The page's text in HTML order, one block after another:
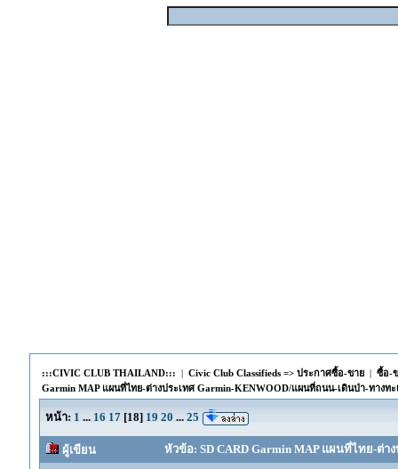
:::CIVIC CLUB THAILAND::: | Civic Club Classifieds => ประกาศซื้อ-ขาย| ซื้อ-
Garmin MAP แผนที่ไทย-ต่างประเทศ Garmin-KENWOOD/แผนที่ถนน-เดินป่า-ทางทะ
หน้า: 1 ... 16 17[18] 19 20 ... 25
ผู้เขียน หัวข้อ: SD CARD Garmin MAP แผนที่ไทย-ต่า